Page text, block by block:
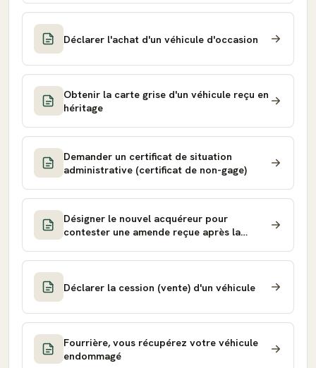
Déclarer l'achat d'un véhicule d'occasion
Obtenir la carte grise d'un véhicule reçu en
héritage
Demander un certificat de situation
administrative (certificat de non-gage)
Désigner le nouvel acquéreur pour
contester une amende reçue après la
Déclarer la cession (vente) d'un véhicule
Fourrière, vous récupérez votre véhicule
endommagé